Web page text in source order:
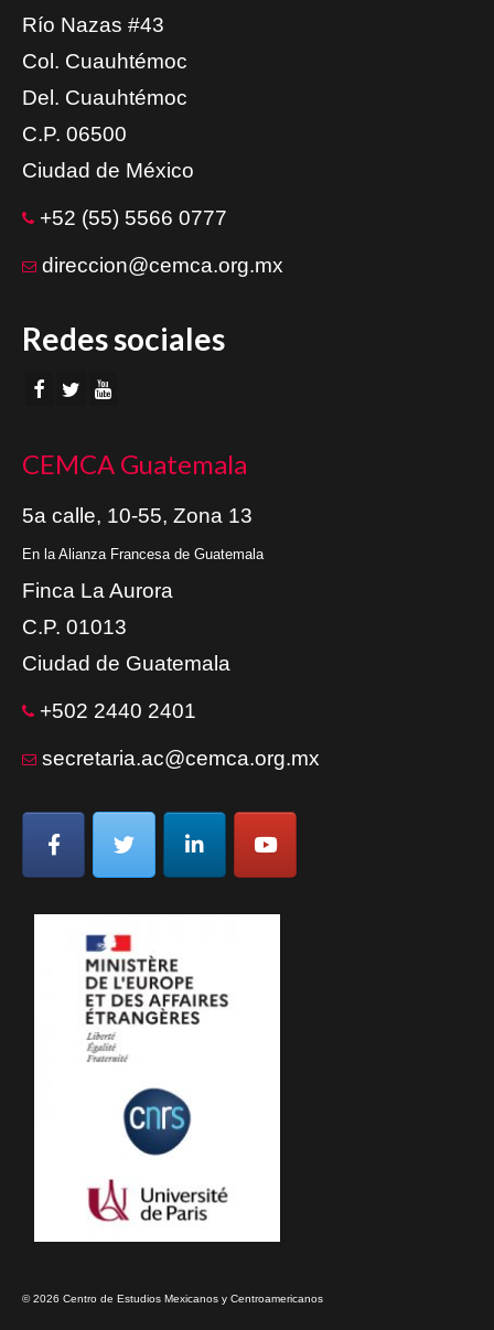
Río Nazas #43
Col. Cuauhtémoc
Del. Cuauhtémoc
C.P. 06500
Ciudad de México
+52 (55) 5566 0777
direccion@cemca.org.mx
Redes sociales
CEMCA Guatemala
5a calle, 10-55, Zona 13
En la Alianza Francesa de Guatemala
Finca La Aurora
C.P. 01013
Ciudad de Guatemala
+502 2440 2401
secretaria.ac@cemca.org.mx
© 2026 Centro de Estudios Mexicanos y Centroamericanos